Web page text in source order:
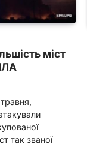
міст
так званої